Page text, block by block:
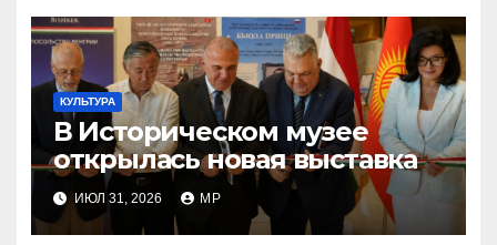
КУЛЬТУРА
В Историческом музее
открылась новая выставка
ИЮЛ 31, 2026 MP